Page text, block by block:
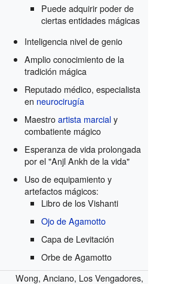
Puede adquirir poder de
ciertas entidades mágicas
Inteligencia nivel de genio
Amplio conocimiento de la
tradición mágica
Reputado médico, especialista
en neurocirugía
Maestroartista marcialy
combatiente mágico
Esperanza de vida prolongada
por el "Anjl Ankh de la vida"
Uso de equipamiento y
artefactos mágicos:
Libro de los Vishanti
Ojo de Agamotto
Capa de Levitación
Orbe de Agamotto
Wong, Anciano, Los Vengadores,